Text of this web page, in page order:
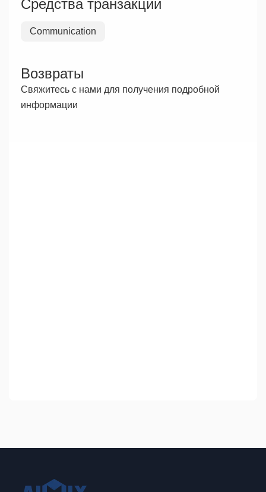
Средства транзакции
Communication
Возвраты
Свяжитесь с нами для получения подробной
информации